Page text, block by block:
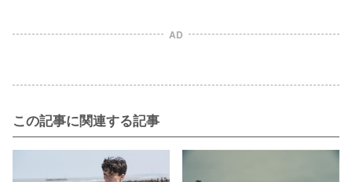
AD
この記事に関連する記事